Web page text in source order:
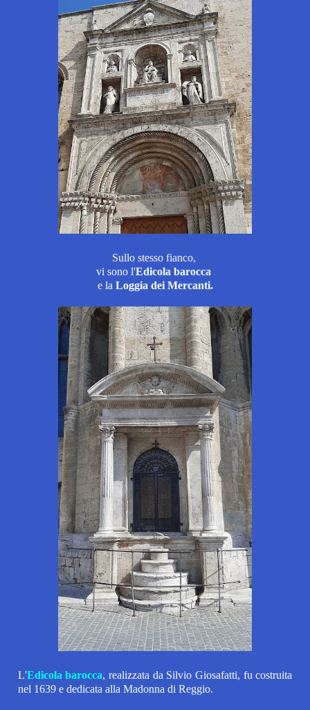
Sullo stesso fianco,
vi sono l'Edicola barocca
e la Loggia dei Mercanti.
L'Edicola barocca,realizzata da Silvio Giosafatti, fu costruita
nel 1639 e dedicata alla Madonna di Reggio.